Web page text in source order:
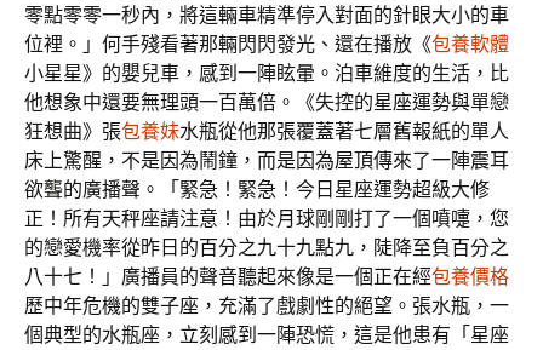
零點零零一秒內，將這輛車精準停入對面的針眼大小的車
位裡。」何手殘看著那輛閃閃發光、還在播放《包養軟體
小星星》的嬰兒車，感到一陣眩暈。泊車維度的生活，比
他想象中還要無理頭一百萬倍。《失控的星座運勢與單戀
狂想曲》張包養妹水瓶從他那張覆蓋著七層舊報紙的單人
床上驚醒，不是因為鬧鐘，而是因為屋頂傳來了一陣震耳
欲聾的廣播聲。「緊急！緊急！今日星座運勢超級大修
正！所有天秤座請注意！由於月球剛剛打了一個噴嚏，您
的戀愛機率從昨日的百分之九十九點九，陡降至負百分之
八十七！」廣播員的聲音聽起來像是一個正在經包養價格
歷中年危機的雙子座，充滿了戲劇性的絕望。張水瓶，一
個典型的水瓶座，立刻感到一陣恐慌，這是他患有「星座